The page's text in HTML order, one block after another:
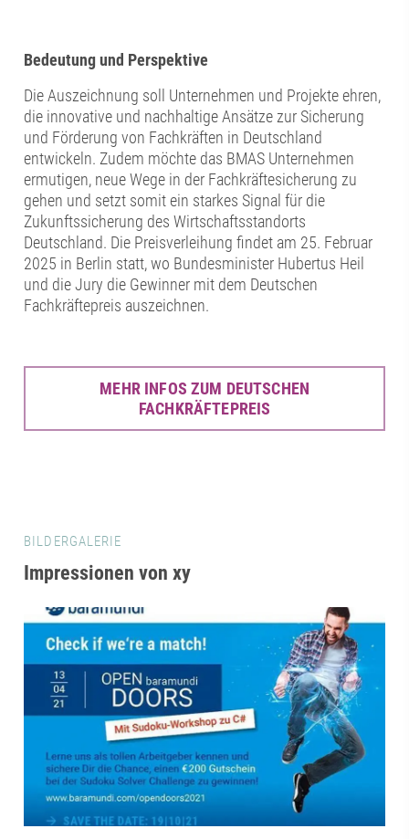
Bedeutung und Perspektive
Die Auszeichnung soll Unternehmen und Projekte ehren,
die innovative und nachhaltige Ansätze zur Sicherung
und Förderung von Fachkräften in Deutschland
entwickeln. Zudem möchte das BMAS Unternehmen
ermutigen, neue Wege in der Fachkräftesicherung zu
gehen und setzt somit ein starkes Signal für die
Zukunftssicherung des Wirtschaftsstandorts
Deutschland. Die Preisverleihung findet am 25. Februar
2025 in Berlin statt, wo Bundesminister Hubertus Heil
und die Jury die Gewinner mit dem Deutschen
Fachkräftepreis auszeichnen.
MEHR INFOS ZUM DEUTSCHEN
FACHKRÄFTEPREIS
BILDERGALERIE
Impressionen von xy